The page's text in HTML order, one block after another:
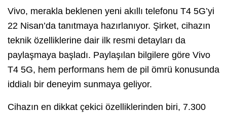
Vivo, merakla beklenen yeni akıllı telefonu T4 5G’yi
22 Nisan’da tanıtmaya hazırlanıyor. Şirket, cihazın
teknik özelliklerine dair ilk resmi detayları da
paylaşmaya başladı. Paylaşılan bilgilere göre Vivo
T4 5G, hem performans hem de pil ömrü konusunda
iddialı bir deneyim sunmaya geliyor.
Cihazın en dikkat çekici özelliklerinden biri, 7.300